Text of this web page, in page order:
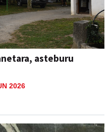
asteburu
2026